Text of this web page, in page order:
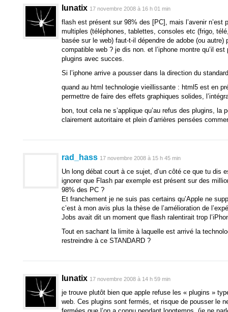
lunatix 17 novembre 2008 à 16 h 01 min
flash est présent sur 98% des [PC], mais l’avenir n’est
multiples (téléphones, tablettes, consoles etc (frigo,
basée sur le web) faut-t-il dépendre de adobe (ou
compatible web ? je dis non. et l’iphone montre qu’il
plugins avec succes.
Si l’iphone arrive a pousser dans la direction du
quand au html technologie vieillissante : html5 est en
permettre de faire des effets graphiques solides,
bon, tout cela ne s’applique qu’au refus des plugins, la
clairement autoritaire et plein d’arrières pensées
rad_hass 17 novembre 2008 à 15 h 45 min
Un long débat court à ce sujet, d’un côté ce que tu dis
ignorer que Flash par exemple est présent sur des
98% des PC ?
Et franchement je ne suis pas certains qu’Apple ne
c’est à mon avis plus la thèse de l’amélioration de
Jobs avait dit un moment que flash ralentirait trop
Tout en sachant la limite à laquelle est arrivé la
restreindre à ce STANDARD ?
lunatix 17 novembre 2008 à 14 h 59 min
je trouve plutôt bien que apple refuse les « plugins »
web. Ces plugins sont fermés, et risque de pousser le